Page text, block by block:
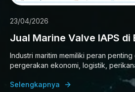
23/04/2026
Jual Marine Valve IAPS di
Industri maritim memiliki peran
pergerakan ekonomi, logistik,
Selengkapnya